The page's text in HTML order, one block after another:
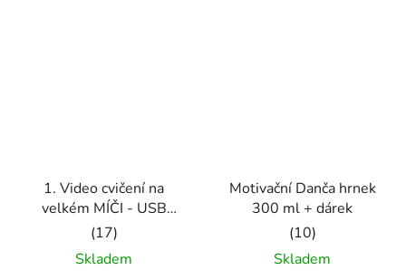
1. Video cvičení na
velkém MÍČI - USB
fleška
Průměrné
hodnocení
Skladem
Motivační Danča hrnek
300 ml + dárek
Průměrné
hodnocení
Skladem